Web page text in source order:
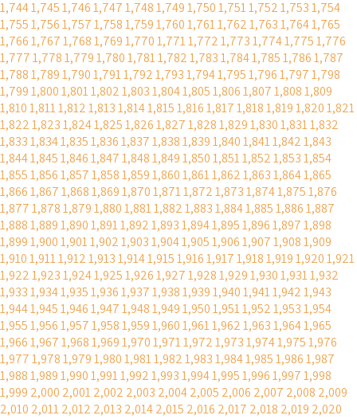
1,7441,7451,7461,7471,7481,7491,7501,7511,7521,7531,754
1,7551,7561,7571,7581,7591,7601,7611,7621,7631,7641,765
1,7661,7671,7681,7691,7701,7711,7721,7731,7741,7751,776
1,7771,7781,7791,7801,7811,7821,7831,7841,7851,7861,787
1,7881,7891,7901,7911,7921,7931,7941,7951,7961,7971,798
1,7991,8001,8011,8021,8031,8041,8051,8061,8071,8081,809
1,8101,8111,8121,8131,8141,8151,8161,8171,8181,8191,8201,821
1,8221,8231,8241,8251,8261,8271,8281,8291,8301,8311,832
1,8331,8341,8351,8361,8371,8381,8391,8401,8411,8421,843
1,8441,8451,8461,8471,8481,8491,8501,8511,8521,8531,854
1,8551,8561,8571,8581,8591,8601,8611,8621,8631,8641,865
1,8661,8671,8681,8691,8701,8711,8721,8731,8741,8751,876
1,8771,8781,8791,8801,8811,8821,8831,8841,8851,8861,887
1,8881,8891,8901,8911,8921,8931,8941,8951,8961,8971,898
1,8991,9001,9011,9021,9031,9041,9051,9061,9071,9081,909
1,9101,9111,9121,9131,9141,9151,9161,9171,9181,9191,9201,921
1,9221,9231,9241,9251,9261,9271,9281,9291,9301,9311,932
1,9331,9341,9351,9361,9371,9381,9391,9401,9411,9421,943
1,9441,9451,9461,9471,9481,9491,9501,9511,9521,9531,954
1,9551,9561,9571,9581,9591,9601,9611,9621,9631,9641,965
1,9661,9671,9681,9691,9701,9711,9721,9731,9741,9751,976
1,9771,9781,9791,9801,9811,9821,9831,9841,9851,9861,987
1,9881,9891,9901,9911,9921,9931,9941,9951,9961,9971,998
1,999 2,000 2,0012,002 2,003 2,0042,005 2,006 2,007 2,008 2,009
2,010 2,0112,012 2,013 2,0142,015 2,016 2,017 2,018 2,019 2,020